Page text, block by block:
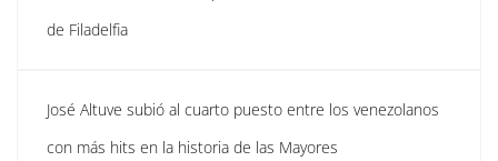
de Filadelfia
José Altuve subió al cuarto puesto entre los venezolanos
con más hits en la historia de las Mayores